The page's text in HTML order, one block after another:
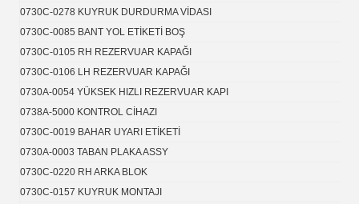
0730C-0278 KUYRUK DURDURMA VİDASI
0730C-0085 BANT YOL ETİKETİ BOŞ
0730C-0105 RH REZERVUAR KAPAĞI
0730C-0106 LH REZERVUAR KAPAĞI
0730A-0054 YÜKSEK HIZLI REZERVUAR KAPI
0738A-5000 KONTROL CİHAZI
0730C-0019 BAHAR UYARI ETİKETİ
0730A-0003 TABAN PLAKA ASSY
0730C-0220 RH ARKA BLOK
0730C-0157 KUYRUK MONTAJI